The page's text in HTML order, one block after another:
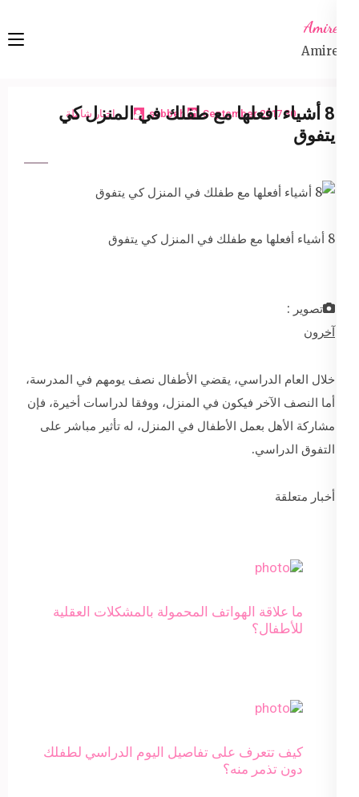
content
Enter)
Amireta
Amireta
30 September 2017
sabbeh اخبار شاملة
8 أشياء افعلها مع طفلك في المنزل كي
يتفوق
8 أشياء أفعلها مع طفلك في المنزل كي يتفوق
تصوير :
آخرون
خلال العام الدراسي، يقضي الأطفال نصف يومهم في المدرسة،
أما النصف الآخر فيكون في المنزل، ووفقا لدراسات أخيرة، فإن
مشاركة الأهل بعمل الأطفال في المنزل، له تأثير مباشر على
التفوق الدراسي.
أخبار متعلقة
ما علاقة الهواتف المحمولة بالمشكلات العقلية
للأطفال؟
كيف تتعرف على تفاصيل اليوم الدراسي لطفلك
دون تذمر منه؟